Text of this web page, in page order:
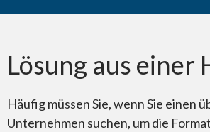
Wussten Sie schon?
Lösung aus
Häufig müssen Sie, wenn Sie
Unternehmen suchen, um die